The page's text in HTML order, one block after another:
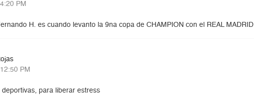
PM
H. es cuando levanto la 9na copa de CHAMPION con el REAL MADRID
PM
para liberar estress